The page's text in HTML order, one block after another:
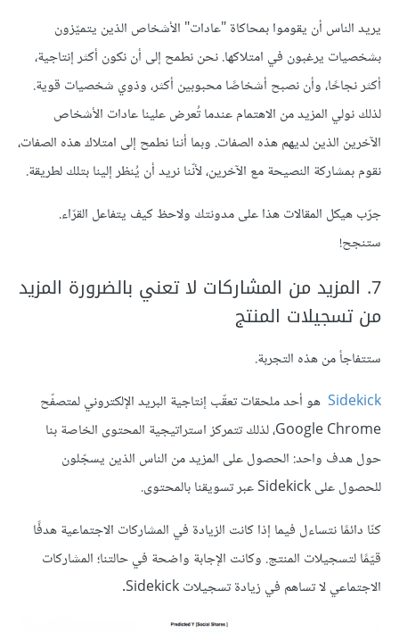
يريد الناس أن يقوموا بمحاكاة "عادات" الأشخاص الذين يتميّزون
بشخصيات يرغبون في امتلاكها. نحن نطمح إلى أن نكون أكثر إنتاجية،
أكثر نجاحًا، وأن نصبح أشخاصًا محبوبين أكثر، وذوي شخصيات قوية.
لذلك نولي المزيد من الاهتمام عندما تُعرض علينا عادات الأشخاص
الآخرين الذين لديهم هذه الصفات. وبما أننا نطمح إلى امتلاك هذه الصفات،
نقوم بمشاركة النصيحة مع الآخرين، لأنّنا نريد أن يُنظر إلينا بتلك لطريقة.
جرّب هيكل المقالات هذا على مدونتك ولاحظ كيف يتفاعل القرّاء.
ستنجح!
7. المزيد من المشاركات لا تعني بالضرورة المزيد
من تسجيلات المنتج
ستتفاجأ من هذه التجربة.
Sidekick هو أحد ملحقات تعقّب إنتاجية البريد الإلكتروني لمتصفّح
Google Chrome، لذلك تتمركز استراتيجية المحتوى الخاصة بنا
حول هدف واحد: الحصول على المزيد من الناس الذين يسجّلون
للحصول على Sidekick عبر تسويقنا بالمحتوى.
كنّا دائمًا نتساءل فيما إذا كانت الزيادة في المشاركات الاجتماعية هدفًا
قيّمًا لتسجيلات المنتج. وكانت الإجابة واضحة في حالتنا؛ المشاركات
الاجتماعي لا تساهم في زيادة تسجيلات Sidekick.